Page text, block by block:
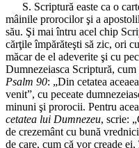
S. Scriptură easte ca o
mâinile prorocilor şi a
său. Şi mai întru acel chip
cărţile împărăteşti să zic, ori
măcar de el adeverite şi cu
Dumnezeiasca Scriptură,
Psalm 90: „Din cetatea
venit”, cu peceate
minuni şi prorocii. Pentru
cetatea lui Dumnezeu, scrie:
de crezemânt cu bună
de care, cum că vor creade